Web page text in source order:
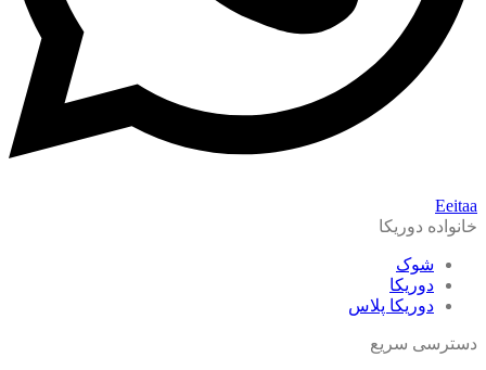
Eeitaa
خانواده دوریکا
شوک
دوریکا
دوریکا پلاس
دسترسی سریع